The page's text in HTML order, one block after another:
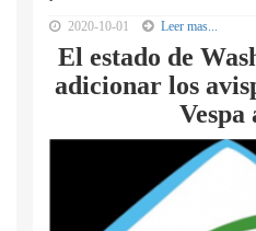
2020-10-01 Leer mas...
El estado de
adicionar los
Vespa